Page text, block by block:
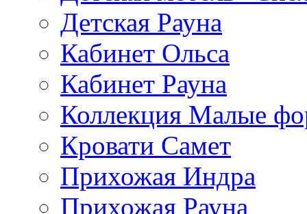
Детская Рауна
Кабинет Ольса
Кабинет Рауна
Коллекция Малые
Кровати Самет
Прихожая Индра
Прихожая Рауна